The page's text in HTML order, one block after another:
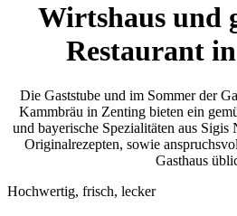
Wirtshaus und
Restaurant
Die Gaststube und im Sommer der
Kammbräu in Zenting bieten ein
und bayerische Spezialitäten aus Sigis
Originalrezepten, sowie
Gasthaus
Hochwertig, frisch, lecker